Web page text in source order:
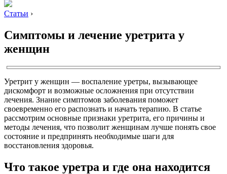
Статьи ›
Симптомы и лечение уретрита у
женщин
Уретрит у женщин — воспаление уретры, вызывающее
дискомфорт и возможные осложнения при отсутствии
лечения. Знание симптомов заболевания поможет
своевременно его распознать и начать терапию. В статье
рассмотрим основные признаки уретрита, его причины и
методы лечения, что позволит женщинам лучше понять свое
состояние и предпринять необходимые шаги для
восстановления здоровья.
Что такое уретра и где она находится